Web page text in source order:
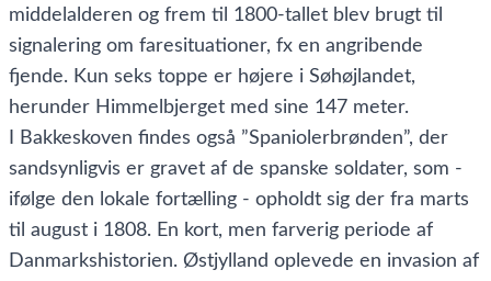
middelalderen og frem til 1800-tallet blev brugt til
signalering om faresituationer, fx en angribende
fjende. Kun seks toppe er højere i Søhøjlandet,
herunder Himmelbjerget med sine 147 meter.
I Bakkeskoven findes også ”Spaniolerbrønden”, der
sandsynligvis er gravet af de spanske soldater, som -
ifølge den lokale fortælling - opholdt sig der fra marts
til august i 1808. En kort, men farverig periode af
Danmarkshistorien. Østjylland oplevede en invasion af